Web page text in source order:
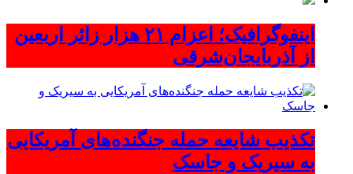
اینفوگرافیک؛ اعزام ۲۱ هزار زائر اربعین
از آذربایجان‌شرقی
تکذیب شایعه حمله جنگنده‌های آمریکایی
به سیریک و جاسک